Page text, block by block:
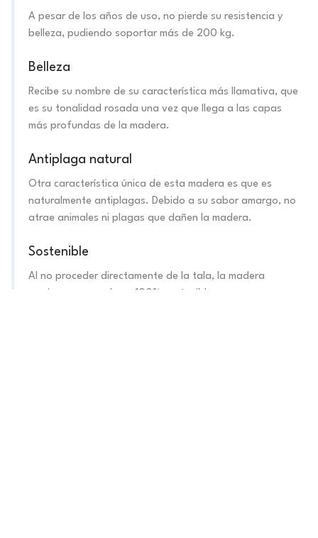
A pesar de los años de uso, no pierde su resistencia y
belleza, pudiendo soportar más de 200 kg.
Belleza
Recibe su nombre de su característica más llamativa, que
es su tonalidad rosada una vez que llega a las capas
más profundas de la madera.
Antiplaga natural
Otra característica única de esta madera es que es
naturalmente antiplagas. Debido a su sabor amargo, no
atrae animales ni plagas que dañen la madera.
Sostenible
Al no proceder directamente de la tala, la madera